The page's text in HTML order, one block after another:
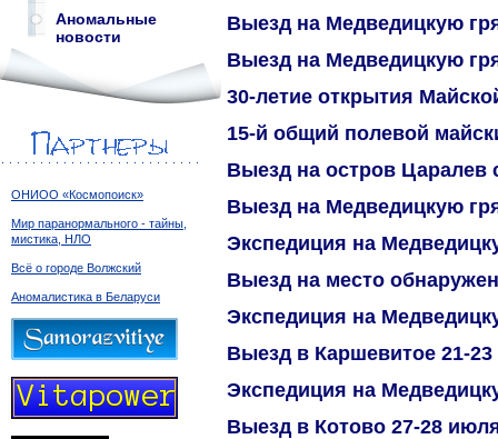
Аномальные
новости
ОНИОО «Космопоиск»
Мир паранормального - тайны,
мистика, НЛО
Всё о городе Волжский
Аномалистика в Беларуси
Выезд на Медведицкую
Выезд на Медведицкую
30-летие открытия
15-й общий полевой
Выезд на остров Царалев
Выезд на Медведицкую
Экспедиция на
Выезд на место
Экспедиция на
Выезд в Каршевитое 21-23
Экспедиция на
Выезд в Котово 27-28